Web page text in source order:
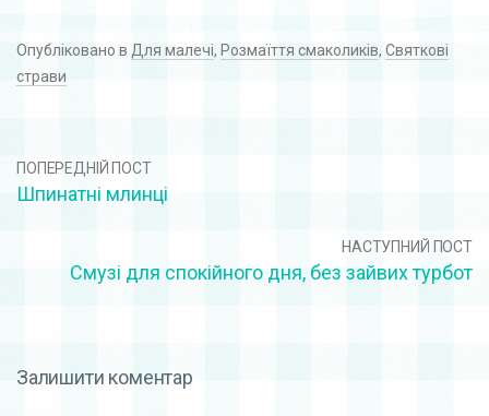
Опубліковано в Для малечі, Розмаїття смаколиків, Святкові
страви
ПОПЕРЕДНІЙ ПОСТ
Шпинатні млинці
НАСТУПНИЙ ПОСТ
Смузі для спокійного дня, без зайвих турбот
Залишити коментар